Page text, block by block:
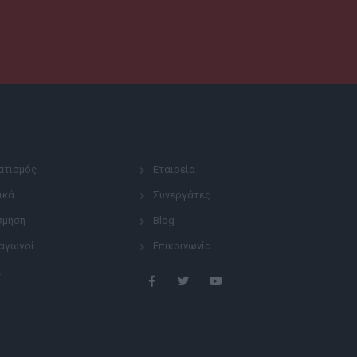
Εταιρεία
Συνεργάτες
Blog
Επικοινωνία